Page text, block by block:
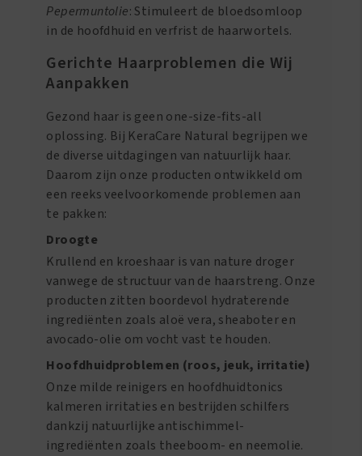
Pepermuntolie: Stimuleert de bloedsomloop
in de hoofdhuid en verfrist de haarwortels.
Gerichte Haarproblemen die Wij
Aanpakken
Gezond haar is geen one-size-fits-all
oplossing. Bij KeraCare Natural begrijpen we
de diverse uitdagingen van natuurlijk haar.
Daarom zijn onze producten ontwikkeld om
een reeks veelvoorkomende problemen aan
te pakken:
Droogte
Krullend en kroeshaar is van nature droger
vanwege de structuur van de haarstreng. Onze
producten zitten boordevol hydraterende
ingrediënten zoals aloë vera, sheaboter en
avocado-olie om vocht vast te houden.
Hoofdhuidproblemen (roos, jeuk, irritatie)
Onze milde reinigers en hoofdhuidtonics
kalmeren irritaties en bestrijden schilfers
dankzij natuurlijke antischimmel-
ingrediënten zoals theeboom- en neemolie.